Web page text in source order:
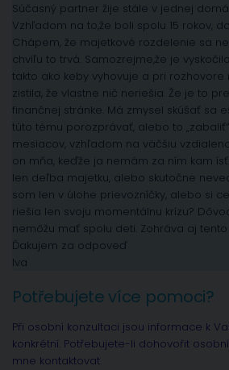
Súčasný partner žije stále v jednej
Vzhľadom na to,že boli spolu 15 rokov,
Chápem, že majetkové rozdelenie sa
chvíľu to trvá. Samozrejme,že je
takto ako keby vyhovuje a pri
zistila, že vlastne nič neriešia. Že je to
finančnej stránke. Má zmysel skúšať sa
túto tému porozprávať, alebo to
mesiacov, vzhľadom na väčšiu
on mňa, keďže ja nemám za ním kam
len deľba majetku, alebo skutočne
som len v úlohe prievozníčky, alebo si
riešia len svoju momentálnu krízu?
nemôžu mať spolu deti. Zohráva aj
Ďakujem za odpoveď
Iva
Potřebujete více pomoci?
Při osobní konzultaci jsou informace k
konkrétní. Potřebujete-li dohovořit
mne kontaktovat.